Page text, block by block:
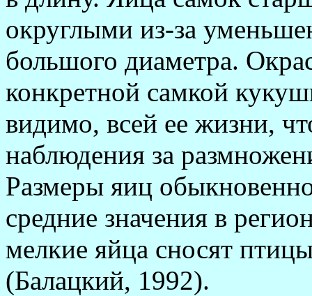
округлыми из-за
большого диаметра.
конкретной самкой
видимо, всей ее жизни,
наблюдения за
Размеры яиц
средние значения в
мелкие яйца сносят
(Балацкий, 1992).